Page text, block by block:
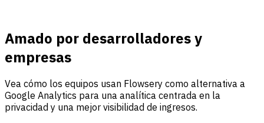
Amado por desarrolladores y
empresas
Vea cómo los equipos usan Flowsery como alternativa a
Google Analytics para una analítica centrada en la
privacidad y una mejor visibilidad de ingresos.